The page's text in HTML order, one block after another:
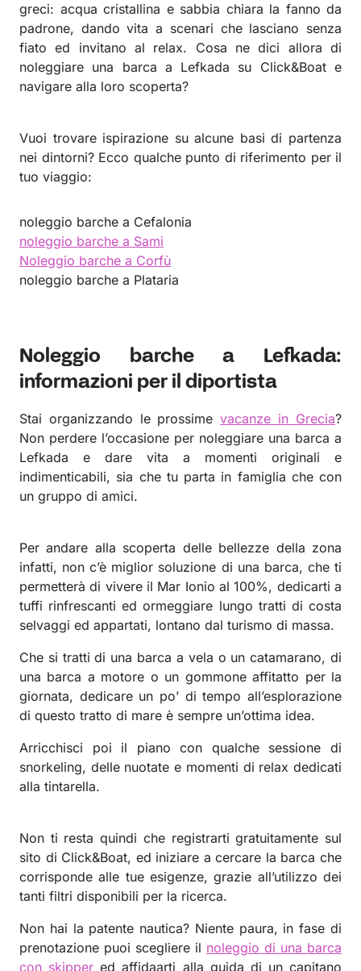
greci: acqua cristallina e sabbia chiara la fanno da
padrone, dando vita a scenari che lasciano senza
fiato ed invitano al relax. Cosa ne dici allora di
noleggiare una barca a Lefkada su Click&Boat e
navigare alla loro scoperta?
Vuoi trovare ispirazione su alcune basi di partenza
nei dintorni? Ecco qualche punto di riferimento per il
tuo viaggio:
noleggio barche a Cefalonia
noleggio barche a Sami
Noleggio barche a Corfù
noleggio barche a Plataria
Noleggio barche a Lefkada:
informazioni per il diportista
Stai organizzando le prossimevacanze in Grecia?
Non perdere l’occasione per noleggiare una barca a
Lefkada e dare vita a momenti originali e
indimenticabili, sia che tu parta in famiglia che con
un gruppo di amici.
Per andare alla scoperta delle bellezze della zona
infatti, non c’è miglior soluzione di una barca, che ti
permetterà di vivere il Mar Ionio al 100%, dedicarti a
tuffi rinfrescanti ed ormeggiare lungo tratti di costa
selvaggi ed appartati, lontano dal turismo di massa.
Che si tratti di una barca a vela o un catamarano, di
una barca a motore o un gommone affitatto per la
giornata, dedicare un po’ di tempo all’esplorazione
di questo tratto di mare è sempre un’ottima idea.
Arricchisci poi il piano con qualche sessione di
snorkeling, delle nuotate e momenti di relax dedicati
alla tintarella.
Non ti resta quindi che registrarti gratuitamente sul
sito di Click&Boat, ed iniziare a cercare la barca che
corrisponde alle tue esigenze, grazie all’utilizzo dei
tanti filtri disponibili per la ricerca.
Non hai la patente nautica? Niente paura, in fase di
prenotazione puoi scegliere il noleggio di una barca
con skipper ed affidaarti alla guida di un capitano